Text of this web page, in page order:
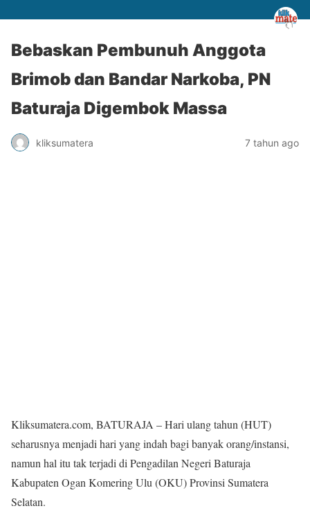
Bebaskan Pembunuh Anggota
Brimob dan Bandar Narkoba, PN
Baturaja Digembok Massa
kliksumatera 7 tahun ago
Kliksumatera.com, BATURAJA – Hari ulang tahun (HUT)
seharusnya menjadi hari yang indah bagi banyak orang/instansi,
namun hal itu tak terjadi di Pengadilan Negeri Baturaja
Kabupaten Ogan Komering Ulu (OKU) Provinsi Sumatera
Selatan.